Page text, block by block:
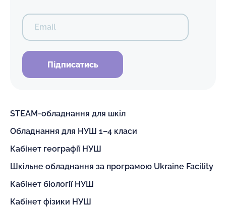
Email
Підписатись
STEAM-обладнання для шкіл
Обладнання для НУШ 1–4 класи
Кабінет географії НУШ
Шкільне обладнання за програмою Ukraine Facility
Кабінет біології НУШ
Кабінет фізики НУШ